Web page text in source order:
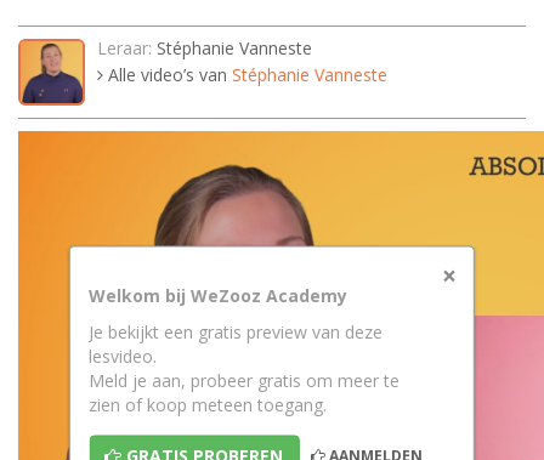
Leraar: Stéphanie Vanneste
Alle video’s van Stéphanie Vanneste
×
Welkom bij WeZooz Academy
Je bekijkt een gratis preview van deze
lesvideo.
Meld je aan, probeer gratis om meer te
zien of koop meteen toegang.
GRATIS PROBEREN AANMELDEN